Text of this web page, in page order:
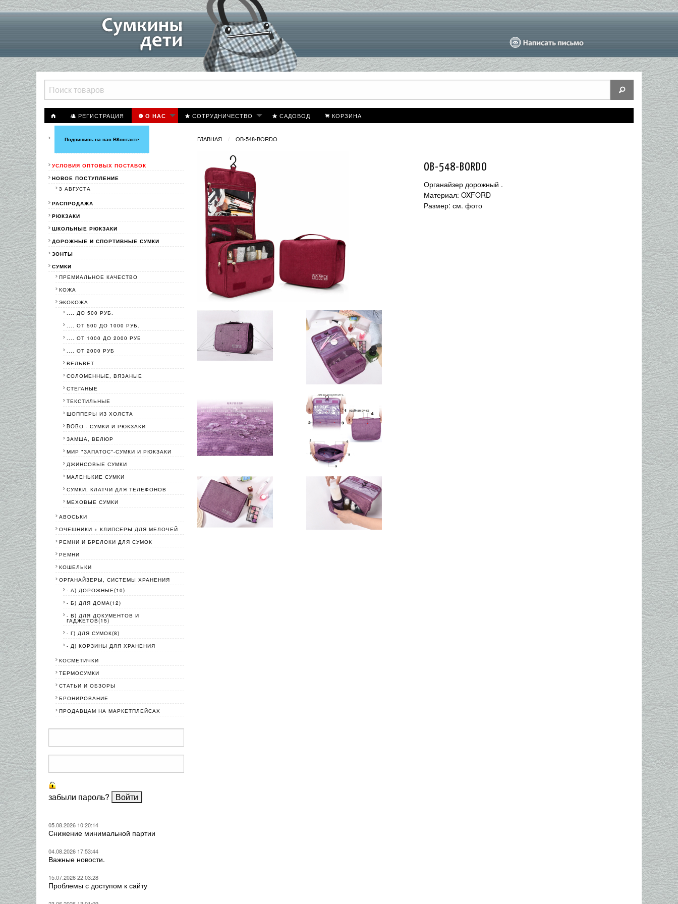
РЕГИСТРАЦИЯ О НАС СОТРУДНИЧЕСТВО САДОВОД КОРЗИНА
ГЛАВНАЯ OB-548-BORDO
OB-548-BORDO
Органайзер дорожный .
Материал: OXFORD
Размер: см. фото
Подпишись на нас ВКонтакте
УСЛОВИЯ ОПТОВЫХ ПОСТАВОК
НОВОЕ ПОСТУПЛЕНИЕ
3 АВГУСТА
РАСПРОДАЖА
РЮКЗАКИ
ШКОЛЬНЫЕ РЮКЗАКИ
ДОРОЖНЫЕ И СПОРТИВНЫЕ СУМКИ
ЗОНТЫ
СУМКИ
ПРЕМИАЛЬНОЕ КАЧЕСТВО
КОЖА
ЭКОКОЖА
.... ДО 500 РУБ.
.... ОТ 500 ДО 1000 РУБ.
.... ОТ 1000 ДО 2000 РУБ
.... ОТ 2000 РУБ
ВЕЛЬВЕТ
СОЛОМЕННЫЕ, ВЯЗАНЫЕ
СТЕГАНЫЕ
ТЕКСТИЛЬНЫЕ
ШОППЕРЫ ИЗ ХОЛСТА
BOBО - СУМКИ И РЮКЗАКИ
ЗАМША, ВЕЛЮР
МИР "ЗАПАТОС"-СУМКИ И РЮКЗАКИ
ДЖИНСОВЫЕ СУМКИ
МАЛЕНЬКИЕ СУМКИ
СУМКИ, КЛАТЧИ ДЛЯ ТЕЛЕФОНОВ
МЕХОВЫЕ СУМКИ
АВОСЬКИ
ОЧЕШНИКИ + КЛИПСЕРЫ ДЛЯ МЕЛОЧЕЙ
РЕМНИ И БРЕЛОКИ ДЛЯ СУМОК
РЕМНИ
КОШЕЛЬКИ
ОРГАНАЙЗЕРЫ, СИСТЕМЫ ХРАНЕНИЯ
- А) ДОРОЖНЫЕ(10)
- Б) ДЛЯ ДОМА(12)
- В) ДЛЯ ДОКУМЕНТОВ И
ГАДЖЕТОВ(15)
- Г) ДЛЯ СУМОК(8)
- Д) КОРЗИНЫ ДЛЯ ХРАНЕНИЯ
КОСМЕТИЧКИ
ТЕРМОСУМКИ
СТАТЬИ И ОБЗОРЫ
БРОНИРОВАНИЕ
ПРОДАВЦАМ НА МАРКЕТПЛЕЙСАХ
забыли пароль?
05.08.2026 10:20:14
Снижение минимальной партии
04.08.2026 17:53:44
Важные новости.
15.07.2026 22:03:28
Проблемы с доступом к сайту